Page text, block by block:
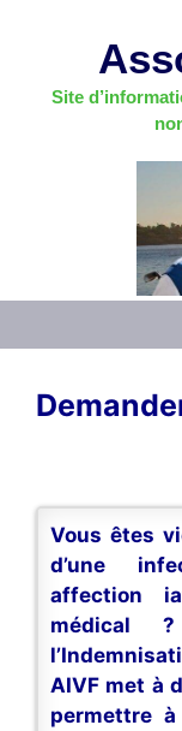
Site
Vous êtes
d’une
affection
médical ?
AIVF met à
permettre